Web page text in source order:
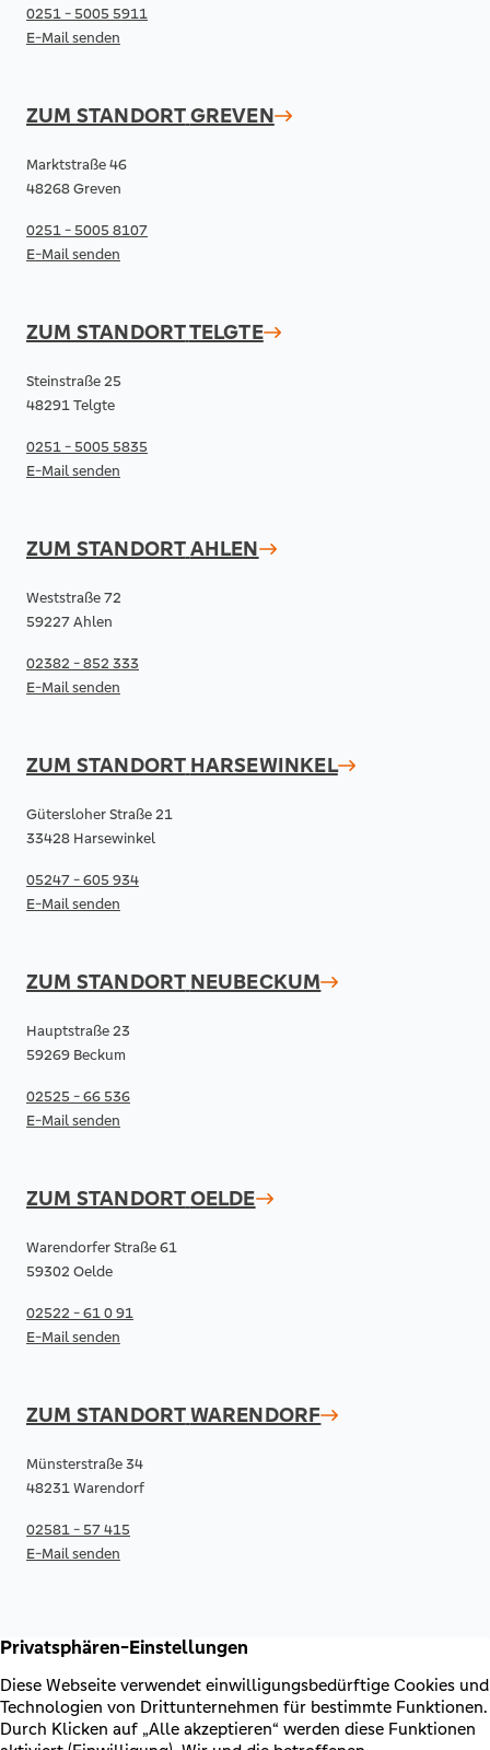
0251 - 5005 5911
E-Mail senden
ZUM STANDORTGREVEN
Marktstraße 46
48268 Greven
0251 - 5005 8107
E-Mail senden
ZUM STANDORTTELGTE
Steinstraße 25
48291 Telgte
0251 - 5005 5835
E-Mail senden
ZUM STANDORTAHLEN
Weststraße 72
59227 Ahlen
02382 - 852 333
E-Mail senden
ZUM STANDORT HARSEWINKEL
Gütersloher Straße 21
33428 Harsewinkel
05247 - 605 934
E-Mail senden
ZUM STANDORT NEUBECKUM
Hauptstraße 23
59269 Beckum
02525 - 66 536
E-Mail senden
ZUM STANDORTOELDE
Warendorfer Straße 61
59302 Oelde
02522 - 61 0 91
E-Mail senden
ZUM STANDORTWARENDORF
Münsterstraße 34
48231 Warendorf
02581 - 57 415
E-Mail senden
RECHTLICHES & KONTAKT
Kontakt
AGB & Sonderbedingungen